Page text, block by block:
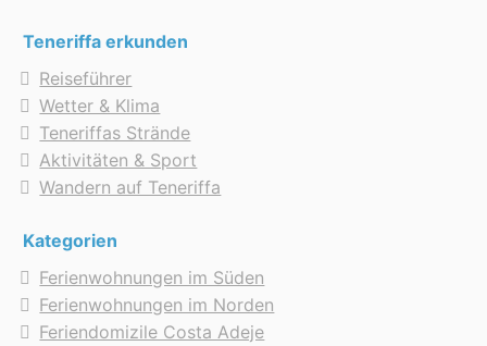
Teneriffa erkunden
Reiseführer
Wetter & Klima
Teneriffas Strände
Aktivitäten & Sport
Wandern auf Teneriffa
Kategorien
Ferienwohnungen im Süden
Ferienwohnungen im Norden
Feriendomizile Costa Adeje